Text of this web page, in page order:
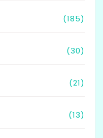
(185)
(30)
(21)
(13)